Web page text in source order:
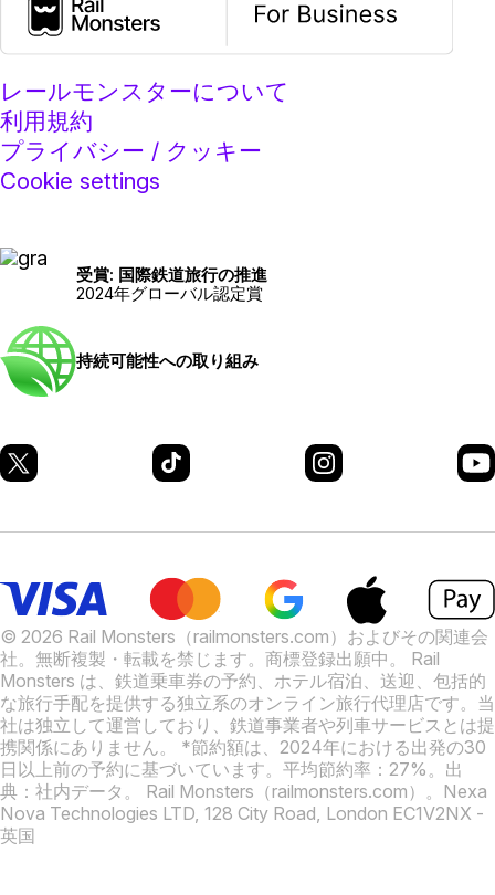
レールモンスターについて
利用規約
プライバシー / クッキー
Cookie settings
受賞: 国際鉄道旅行の推進
2024年グローバル認定賞
持続可能性への取り組み
© 2026 Rail Monsters（railmonsters.com）およびその関連会
社。無断複製・転載を禁じます。商標登録出願中。 Rail
Monsters は、鉄道乗車券の予約、ホテル宿泊、送迎、包括的
な旅行手配を提供する独立系のオンライン旅行代理店です。当
社は独立して運営しており、鉄道事業者や列車サービスとは提
携関係にありません。 *節約額は、2024年における出発の30
日以上前の予約に基づいています。平均節約率：27%。出
典：社内データ。 Rail Monsters（railmonsters.com）。Nexa
Nova Technologies LTD, 128 City Road, London EC1V2NX -
英国